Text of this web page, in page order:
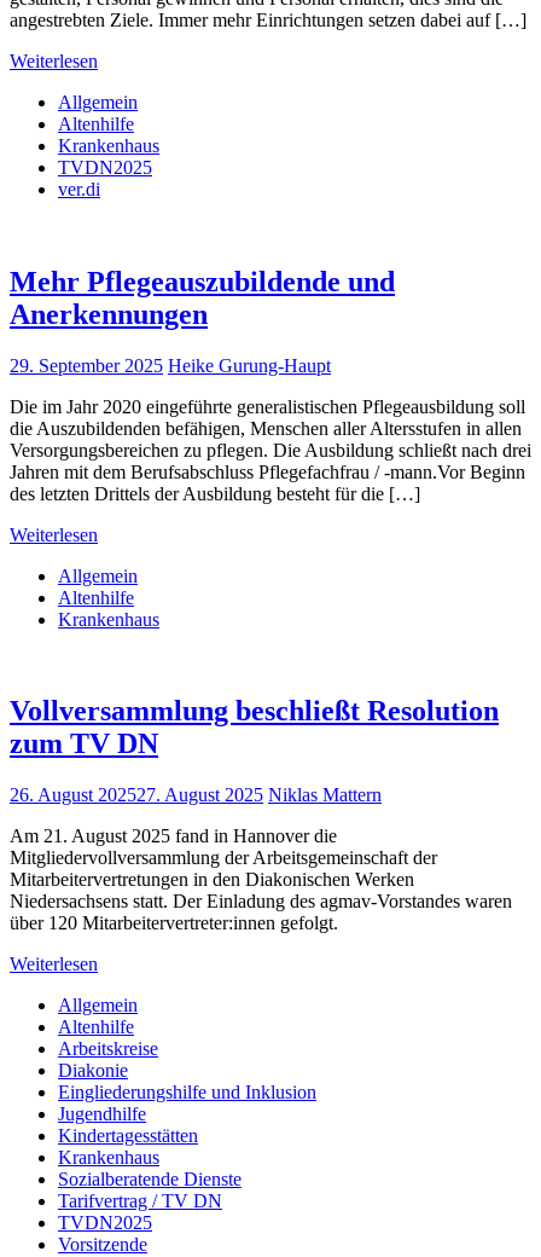
angestrebten Ziele. Immer mehr Einrichtungen setzen dabei auf […]
Weiterlesen
Allgemein
Altenhilfe
Krankenhaus
TVDN2025
ver.di
Mehr Pflegeauszubildende und
Anerkennungen
29. September 2025 Heike Gurung-Haupt
Die im Jahr 2020 eingeführte generalistischen Pflegeausbildung soll
die Auszubildenden befähigen, Menschen aller Altersstufen in allen
Versorgungsbereichen zu pflegen. Die Ausbildung schließt nach drei
Jahren mit dem Berufsabschluss Pflegefachfrau / -mann.Vor Beginn
des letzten Drittels der Ausbildung besteht für die […]
Weiterlesen
Allgemein
Altenhilfe
Krankenhaus
Vollversammlung beschließt Resolution
zum TV DN
26. August 202527. August 2025 Niklas Mattern
Am 21. August 2025 fand in Hannover die
Mitgliedervollversammlung der Arbeitsgemeinschaft der
Mitarbeitervertretungen in den Diakonischen Werken
Niedersachsens statt. Der Einladung des agmav-Vorstandes waren
über 120 Mitarbeitervertreter:innen gefolgt.
Weiterlesen
Allgemein
Altenhilfe
Arbeitskreise
Diakonie
Eingliederungshilfe und Inklusion
Jugendhilfe
Kindertagesstätten
Krankenhaus
Sozialberatende Dienste
Tarifvertrag / TV DN
TVDN2025
Vorsitzende